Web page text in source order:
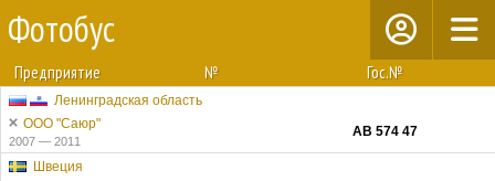
Фотобус
Предприятие № Гос.№
Ленинградская область
ООО "Саюр"
2007 — 2011
АВ 574 47
Швеция